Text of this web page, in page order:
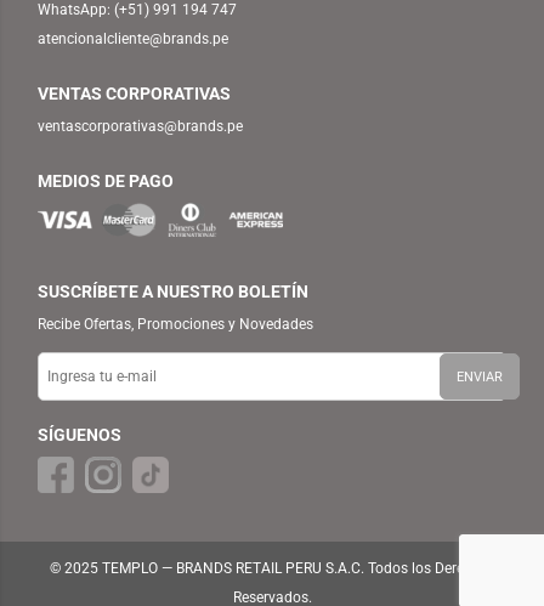
WhatsApp: (+51) 991 194 747
atencionalcliente@brands.pe
VENTAS CORPORATIVAS
ventascorporativas@brands.pe
MEDIOS DE PAGO
SUSCRÍBETE A NUESTRO BOLETÍN
Recibe Ofertas, Promociones y Novedades
SÍGUENOS
© 2025 TEMPLO — BRANDS RETAIL PERU S.A.C. Todos los Derechos
Reservados.